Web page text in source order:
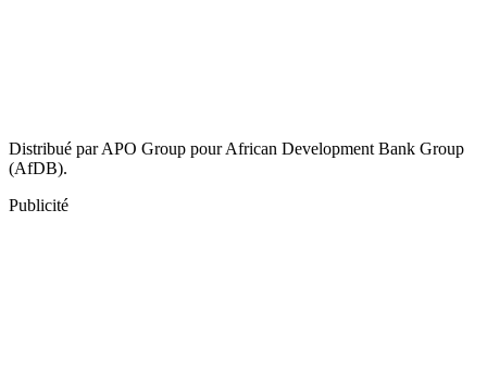
Distribué par APO Group pour African Development Bank Group
(AfDB).
Publicité